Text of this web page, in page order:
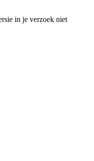
in je verzoek niet